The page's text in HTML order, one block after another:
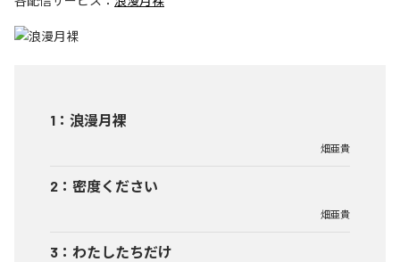
1 ： 浪漫月裸
畑亜貴
2 ： 密度ください
畑亜貴
3 ： わたしたちだけ